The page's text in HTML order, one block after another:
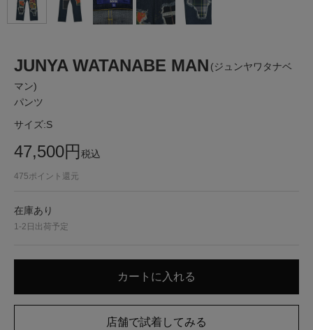
JUNYA WATANABE MAN (ジュンヤワタナベ
マン)
パンツ
サイズ:S
47,500円税込
475ポイント還元
在庫あり
1-2日出荷予定